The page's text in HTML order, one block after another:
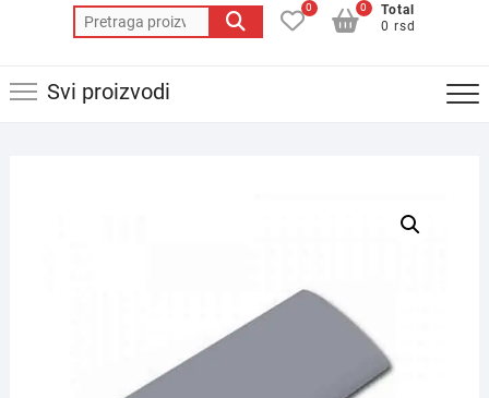
Pretraga
za:
0
Total
0 rsd
0
Svi proizvodi